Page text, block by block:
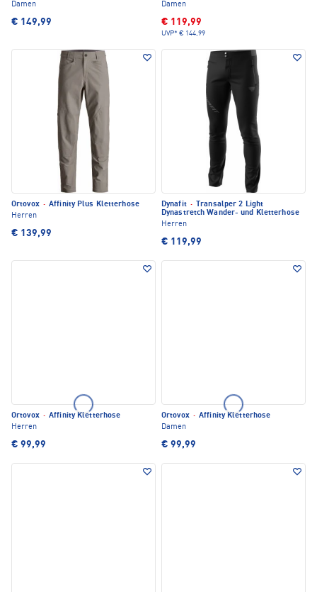
Damen
€ 149,99
Damen
€ 119,99
UVP* € 144,99
Ortovox · Affinity Plus Kletterhose
Herren
€ 139,99
Dynafit ·
Transalper 2 Light
Dynastretch Wander- und Kletterhose
Herren
€ 119,99
Ortovox · Affinity Kletterhose
Herren
€ 99,99
Ortovox · Affinity Kletterhose
Damen
€ 99,99